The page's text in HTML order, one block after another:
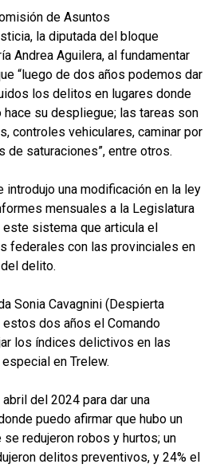
de Asuntos
la diputada del bloque
Andrea Aguilera, al fundamentar
“luego de dos años podemos dar
los delitos en lugares donde
hace su despliegue; las tareas son
controles vehiculares, caminar por
de saturaciones”, entre otros.
introdujo una modificación en la ley
mensuales a la Legislatura
sistema que articula el
federales con las provinciales en
delito.
Sonia Cavagnini (Despierta
estos dos años el Comando
los índices delictivos en las
en Trelew.
del 2024 para dar una
puedo afirmar que hubo un
redujeron robos y hurtos; un
delitos preventivos, y 24% el